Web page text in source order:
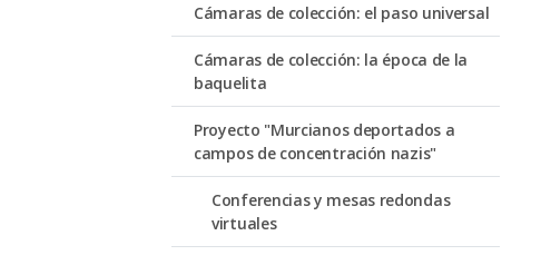
Cámaras de colección: el paso universal
Cámaras de colección: la época de la
baquelita
Proyecto "Murcianos deportados a
campos de concentración nazis"
Conferencias y mesas redondas
virtuales